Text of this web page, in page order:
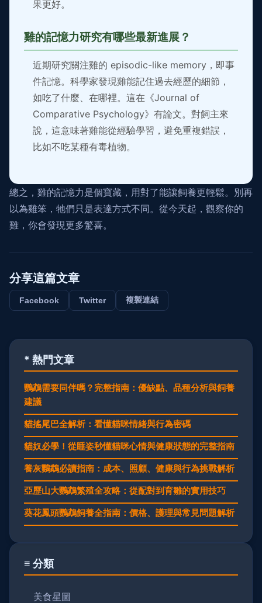
果更好。
雞的記憶力研究有哪些最新進展？
近期研究關注雞的 episodic-like memory，即事
件記憶。科學家發現雞能記住過去經歷的細節，
如吃了什麼、在哪裡。這在《Journal of
Comparative Psychology》有論文。對飼主來
說，這意味著雞能從經驗學習，避免重複錯誤，
比如不吃某種有毒植物。
總之，雞的記憶力是個寶藏，用對了能讓飼養更輕鬆。別再
以為雞笨，牠們只是表達方式不同。從今天起，觀察你的
雞，你會發現更多驚喜。
分享這篇文章
Facebook Twitter 複製連結
* 熱門文章
鸚鵡需要同伴嗎？完整指南：優缺點、品種分析與飼養
建議
貓搖尾巴全解析：看懂貓咪情緒與行為密碼
貓奴必學！從睡姿秒懂貓咪心情與健康狀態的完整指南
養灰鸚鵡必讀指南：成本、照顧、健康與行為挑戰解析
亞歷山大鸚鵡繁殖全攻略：從配對到育雛的實用技巧
葵花鳳頭鸚鵡飼養全指南：價格、護理與常見問題解析
≡ 分類
美食星圖